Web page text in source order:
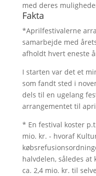
med deres
Fakta
*Aprilfestivalerne
samarbejde med
afholdt hvert eneste
I starten var det et
som fandt sted i
dels til en ugelang
arrangementet til
* En festival koster
mio. kr. - hvoraf
halvdelen, således at
ca. 2,4 mio. kr. til